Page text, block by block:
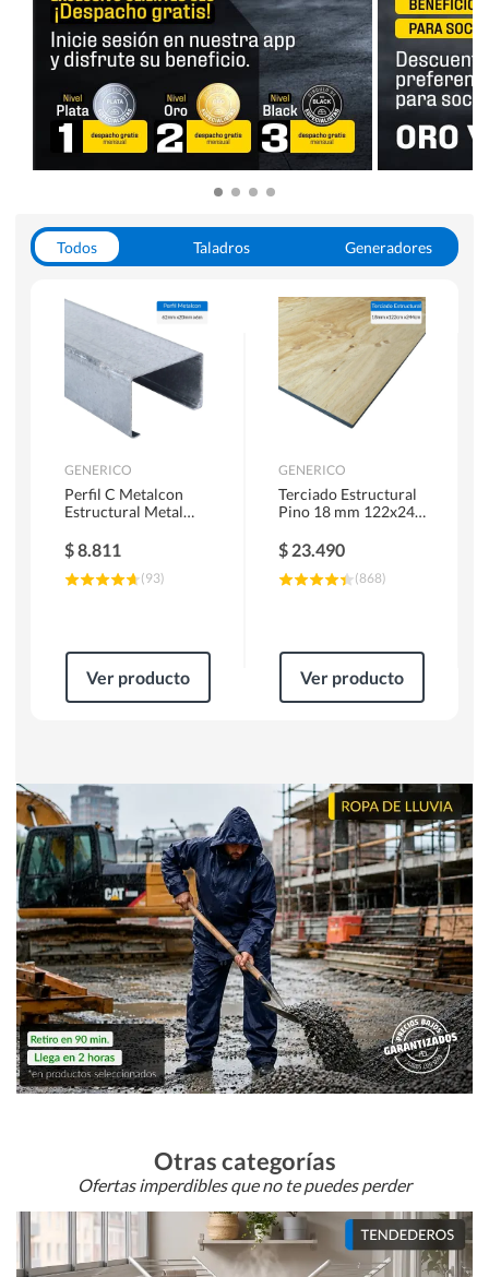
Todos Taladros
Generadores
Herramientas Manuales
Sierras Circulares
GENERICO
Perfil C Metalcon
Estructural Metal
$8.811
(93)
Ver producto
GENERICO
Terciado Estructural
Pino 18 mm 122x244
$ 23.490
(868)
Ver producto
Otras categorías
Ofertas imperdibles que no te puedes perder